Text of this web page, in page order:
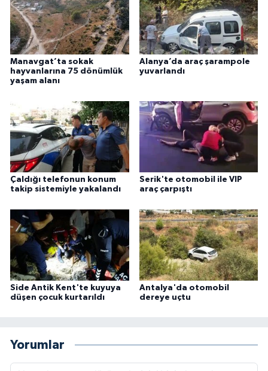
Manavgat’ta sokak
hayvanlarına 75 dönümlük
yaşam alanı
Alanya’da araç şarampole
yuvarlandı
Çaldığı telefonun konum
takip sistemiyle yakalandı
Serik'te otomobil ile VIP
araç çarpıştı
Side Antik Kent'te kuyuya
düşen çocuk kurtarıldı
Antalya'da otomobil
dereye uçtu
Yorumlar